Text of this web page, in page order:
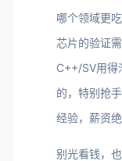
哪个领域更
芯片的验证
C++/SV用得
的，特别抢
经验，薪资
别光看钱，